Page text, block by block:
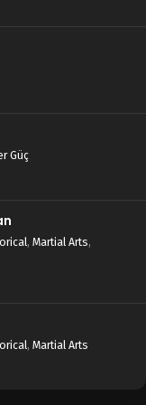
Güç
, Martial Arts,
, Martial Arts